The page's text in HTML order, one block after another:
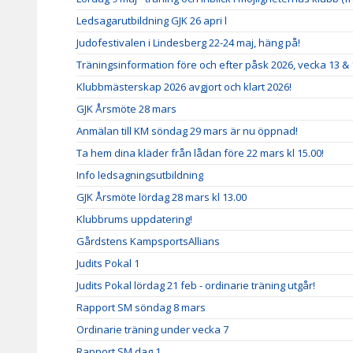
Ledsagarutbildning GJK 26 apri l
Judofestivalen i Lindesberg 22-24 maj, häng på!
Träningsinformation före och efter påsk 2026, vecka 13 &
Klubbmästerskap 2026 avgjort och klart 2026!
GJK Årsmöte 28 mars
Anmälan till KM söndag 29 mars är nu öppnad!
Ta hem dina kläder från lådan före 22 mars kl 15.00!
Info ledsagningsutbildning
GJK Årsmöte lördag 28 mars kl 13.00
Klubbrums uppdatering!
Gårdstens KampsportsAllians
Judits Pokal 1
Judits Pokal lördag 21 feb - ordinarie träning utgår!
Rapport SM söndag 8 mars
Ordinarie träning under vecka 7